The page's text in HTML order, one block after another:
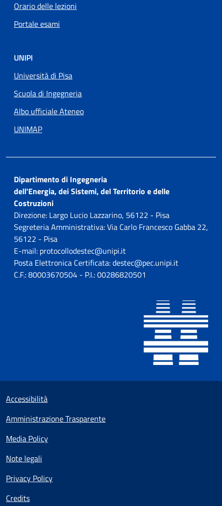
Orario delle lezioni
Portale esami
UNIPI
Università di Pisa
Scuola di Ingegneria
Albo ufficiale Ateneo
UNIMAP
Dipartimento di Ingegneria
dell'Energia, dei Sistemi, del Territorio e delle
Costruzioni
Direzione: Largo Lucio Lazzarino, 56122 - Pisa
Segreteria Amministrativa: Via Carlo Francesco Gabba 22,
56122 - Pisa
E-mail: protocollodestec@unipi.it
Posta Elettronica Certificata: destec@pec.unipi.it
C.F.: 80003670504 - P.I.: 00286820501
Small prints
Sezione Link utili
Accessibilità
Amministrazione Trasparente
Media Policy
Note legali
Privacy Policy
Credits